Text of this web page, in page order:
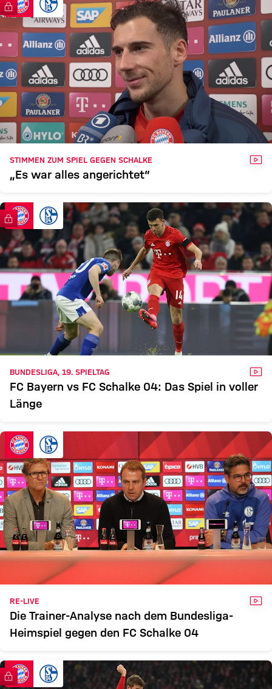
FCB
S04
Zum Spielbericht
FC Bayern TV PLUS
STIMMEN ZUM SPIEL GEGEN SCHALKE
„Es war alles angerichtet“
FC Bayern TV PLUS
BUNDESLIGA, 19. SPIELTAG
FC Bayern vs FC Schalke 04: Das Spiel in voller
Länge
RE-LIVE
Die Trainer-Analyse nach dem Bundesliga-
Heimspiel gegen den FC Schalke 04
FC Bayern TV PLUS